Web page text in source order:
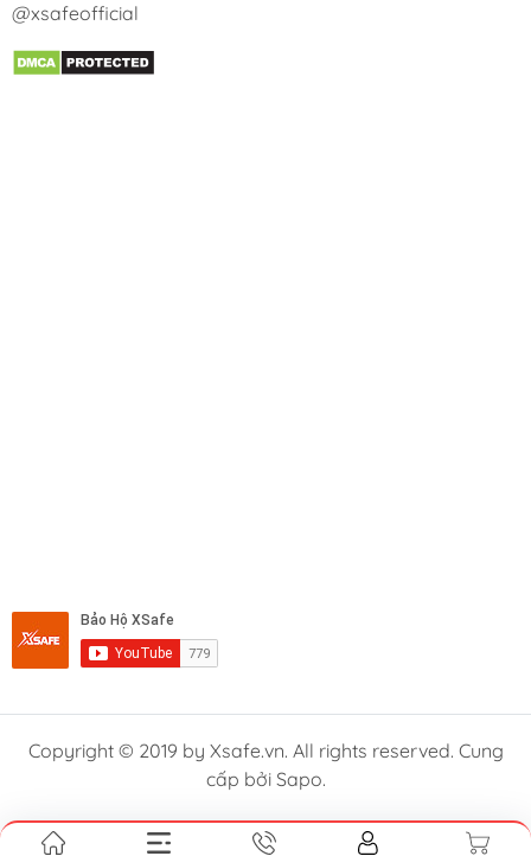
@xsafeofficial
Copyright © 2019 by Xsafe.vn. All rights reserved. Cung
cấp bởi Sapo.